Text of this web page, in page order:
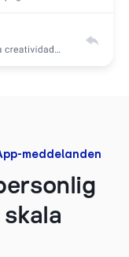
meddelanden